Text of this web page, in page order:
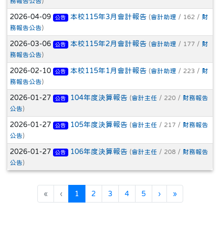
2026-04-09 公告 本校115年3月會計報告 (會計助理 / 162 / 財
務報告公告)
2026-03-06 公告 本校115年2月會計報告 (會計助理 / 177 / 財
務報告公告)
2026-02-10 公告 本校115年1月會計報告 (會計助理 / 223 / 財
務報告公告)
2026-01-27 公告 104年度決算報告 (會計主任 / 220 / 財務報告
公告)
2026-01-27 公告 105年度決算報告 (會計主任 / 217 / 財務報告
公告)
2026-01-27 公告 106年度決算報告 (會計主任 / 208 / 財務報告
公告)
« ‹ 1 (目前頁次)
2 3 4 5 ›下一頁
»最後頁